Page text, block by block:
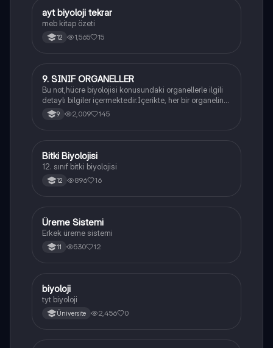
Biyoloji
ayt biyoloji tekrar
meb kitap özeti
12 1,565 15
Biyoloji
9. SINIF ORGANELLER
Bu not,hücre biyolojisi konusundaki organellerle ilgili
detaylı bilgiler içermektedir.İçerikte, her bir organelin
yapısı,fonksiyonları ve hücre içindeki rolü
açıklanmaktadır.
9 2,009 145
Biyoloji
Bitki Biyolojisi
12. sınıf bitki biyolojisi
12 896 16
Biyoloji
Üreme Sistemi
Erkek üreme sistemi
11 530 12
BBiyoloji
biyoloji
tyt biyoloji
Üniversite 2,456 0